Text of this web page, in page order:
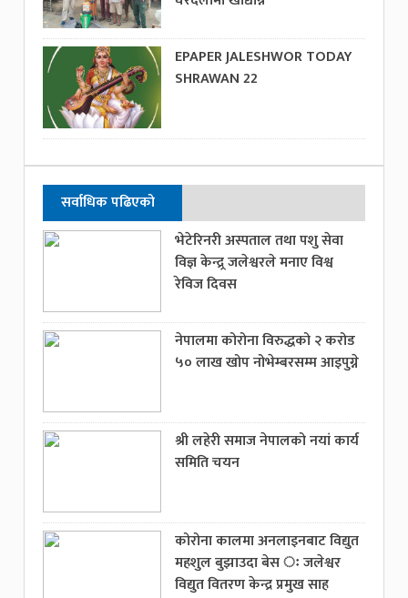
EPAPER JALESHWOR TODAY
SHRAWAN 22
सर्वाधिक पढिएको
भेटेरिनरी अस्पताल तथा पशु सेवा
विज्ञ केन्द्र्र जलेश्वरले मनाए विश्व
रेविज दिवस
नेपालमा कोरोना विरुद्धको २ करोड
५० लाख खोप नोभेम्बरसम्म आइपुग्ने
श्री लहेरी समाज नेपालको नयां कार्य
समिति चयन
कोरोना कालमा अनलाइनबाट विद्युत
महशुल बुझाउदा बेस ः जलेश्वर
विद्युत वितरण केन्द्र प्रमुख साह